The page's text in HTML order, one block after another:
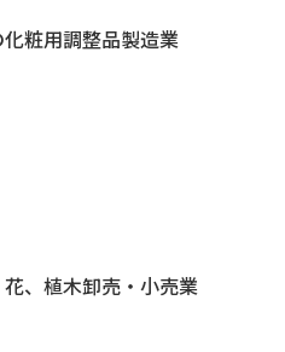
粧用調整品製造業
、植木卸売・小売業